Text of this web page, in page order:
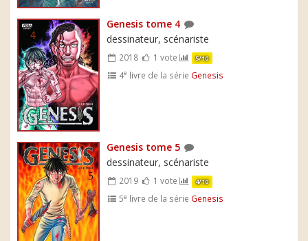
Genesis tome 4
dessinateur, scénariste
2018 1 vote 5/10
4e livre de la série Genesis
Genesis tome 5
dessinateur, scénariste
2019 1 vote 4/10
5e livre de la série Genesis